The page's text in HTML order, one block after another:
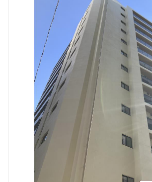
230,000円 18,000円
1.0ヶ月
2LDK+SIC 40.32㎡
新築 三井の賃貸 フリーレント
お問合せ
８０３
190,000円
1.0ヶ月
三井の賃貸
お問合せ
7階 ７０１
185,000円
1.0ヶ月
31.30㎡